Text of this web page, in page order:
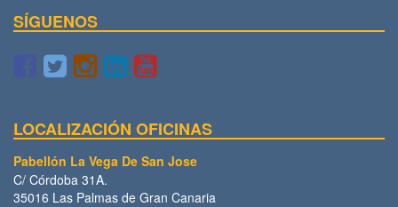
SÍGUENOS
LOCALIZACIÓN OFICINAS
Pabellón La Vega De San Jose
C/ Córdoba 31A.
35016 Las Palmas de Gran Canaria